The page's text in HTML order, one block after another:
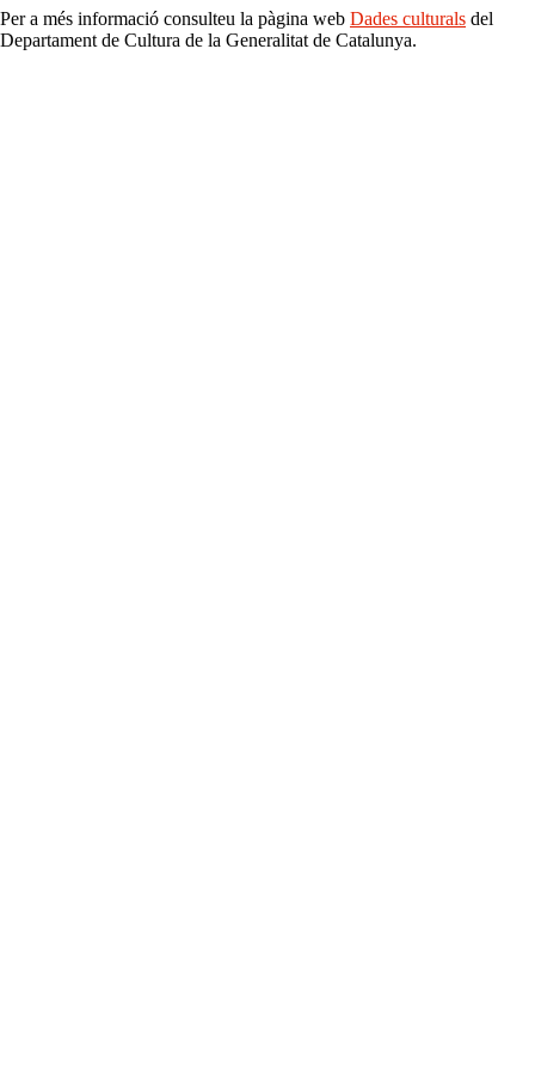
Per a més informació consulteu la pàgina web Dades culturals del
Departament de Cultura de la Generalitat de Catalunya.